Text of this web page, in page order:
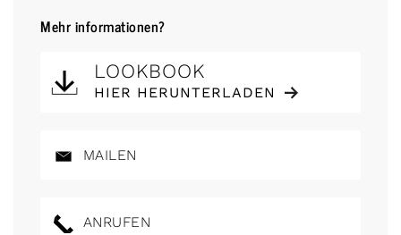
Mehr informationen?
LOOKBOOK
HIER HERUNTERLADEN
MAILEN
ANRUFEN